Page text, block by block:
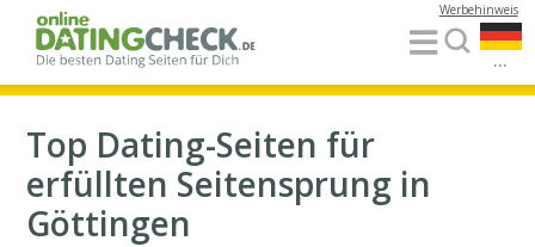
...
Werbehinweis
Top Dating-Seiten für
erfüllten Seitensprung in
Göttingen